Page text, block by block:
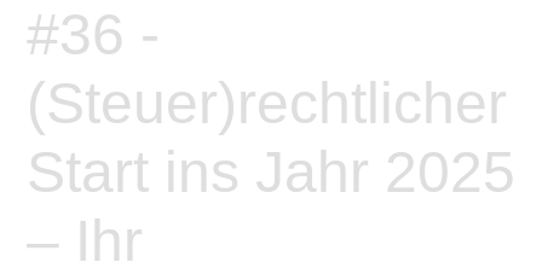
#36 -
(Steuer)rechtlicher
Start ins Jahr 2025
– Ihr